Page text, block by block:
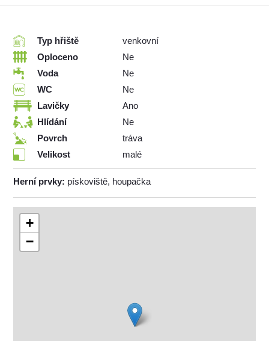
Typ hřiště
venkovní
Oploceno
Ne
Voda
Ne
WC
Ne
Lavičky
Ano
Hlídání
Ne
Povrch
tráva
Velikost
malé
Herní prvky: pískoviště, houpačka
+
−